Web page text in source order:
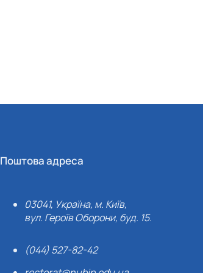
Поштова адреса
03041, Україна, м. Київ,
вул. Героїв Оборони, буд. 15.
(044) 527-82-42